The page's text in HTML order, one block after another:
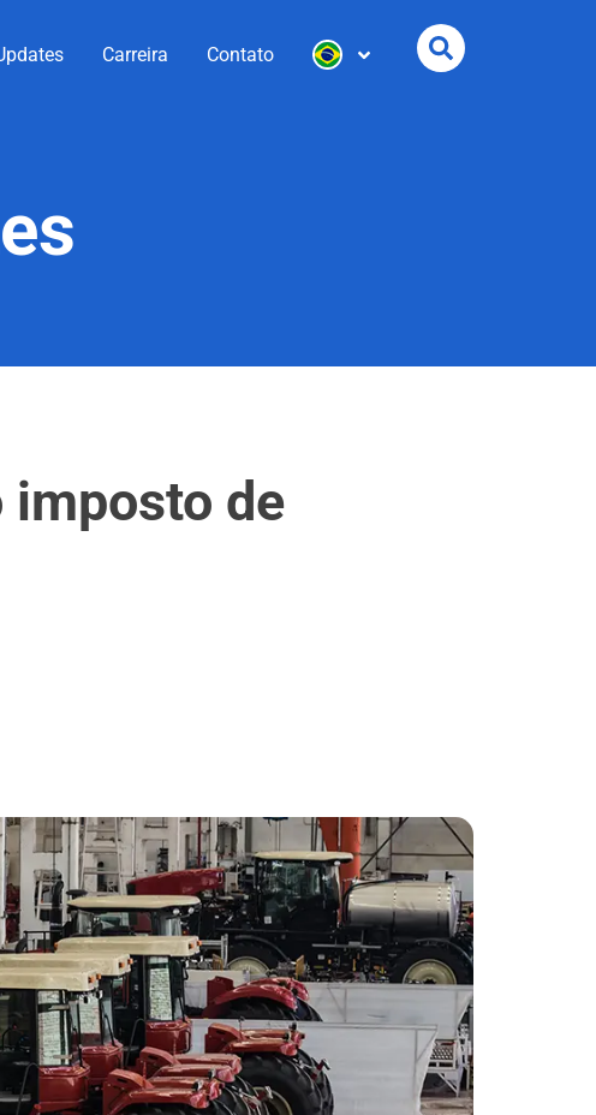
Carreira Contato
imposto de